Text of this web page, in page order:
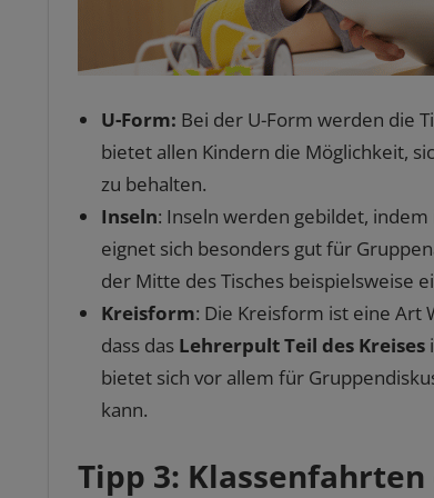
U-Form: Bei der U-Form werden die
bietet allen Kindern die Möglichkeit,
zu behalten.
Inseln: Inseln werden gebildet,
eignet sich besonders gut für
der Mitte des Tisches beispielsweise
Kreisform: Die Kreisform ist eine Art
dass das LehrerpultTeil des Kreises
bietet sich vor allem für
kann.
Tipp 3: